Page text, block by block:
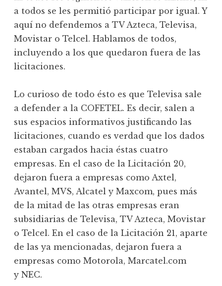
a todos se les permitió participar por igual. Y
aquí no defendemos a TV Azteca, Televisa,
Movistar o Telcel. Hablamos de todos,
incluyendo a los que quedaron fuera de las
licitaciones.
Lo curioso de todo ésto es que Televisa sale
a defender a la COFETEL. Es decir, salen a
sus espacios informativos justificando las
licitaciones, cuando es verdad que los dados
estaban cargados hacia éstas cuatro
empresas. En el caso de la Licitación 20,
dejaron fuera a empresas como Axtel,
Avantel, MVS, Alcatel y Maxcom, pues más
de la mitad de las otras empresas eran
subsidiarias de Televisa, TV Azteca, Movistar
o Telcel. En el caso de la Licitación 21, aparte
de las ya mencionadas, dejaron fuera a
empresas como Motorola, Marcatel.com
y NEC.